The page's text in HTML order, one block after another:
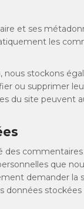
et ses
les
nous stockons
ou supprimer
du site peuvent
des
que
demander la
données